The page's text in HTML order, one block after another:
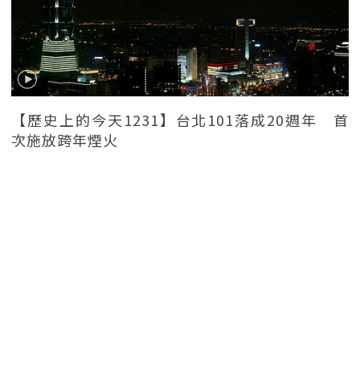
【歷史上的今天1231】台北101落成20週年 首
次施放跨年煙火